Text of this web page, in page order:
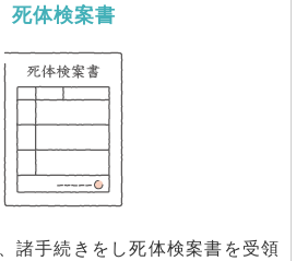
死体検案書
諸手続きをし死体検案書を受領